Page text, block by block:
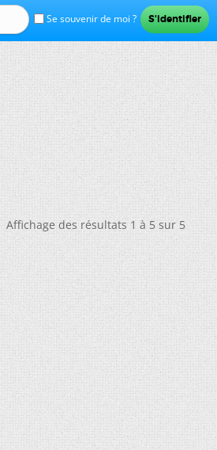
Se souvenir de moi ?
Affichage des résultats 1 à 5 sur 5